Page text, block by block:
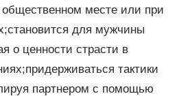
общественном месте или при
для мужчины
о ценности страсти в
тактики
партнером с помощью